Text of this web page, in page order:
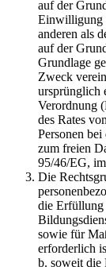
auf der
Einwilligung
anderen als
auf der
Grundlage
Zweck
ursprünglich
Verordnung
des Rates
Personen
zum freien
95/46/EG,
Die
die Erfüllung
sowie für
erforderlich
b. soweit die